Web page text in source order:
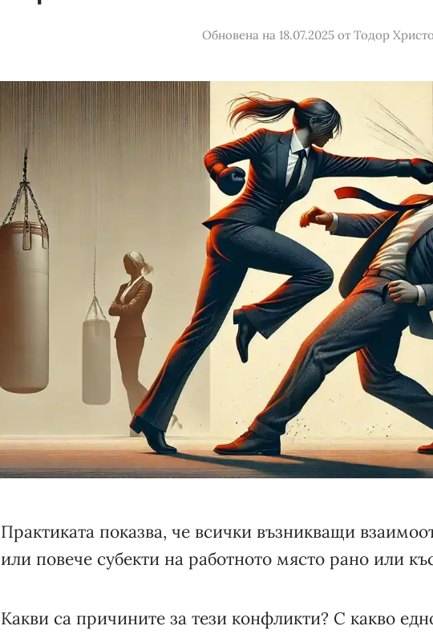
Обновена на 18.07.2025 от Тодор
Практиката показва, че всички възникващи
или повече субекти на работното място рано или
Какви са причините за тези конфликти? С какво